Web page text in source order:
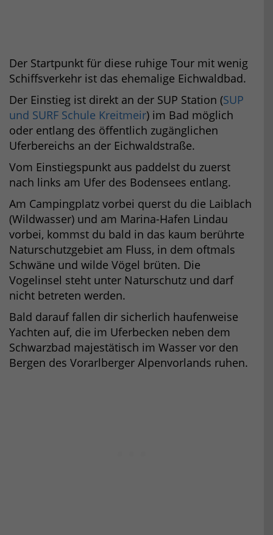
Der Startpunkt für diese ruhige Tour mit wenig
Schiffsverkehr ist das ehemalige Eichwaldbad.
Der Einstieg ist direkt an der SUP Station (SUP
und SURF Schule Kreitmeir) im Bad möglich
oder entlang des öffentlich zugänglichen
Uferbereichs an der Eichwaldstraße.
Vom Einstiegspunkt aus paddelst du zuerst
nach links am Ufer des Bodensees entlang.
Am Campingplatz vorbei querst du die Laiblach
(Wildwasser) und am Marina-Hafen Lindau
vorbei, kommst du bald in das kaum berührte
Naturschutzgebiet am Fluss, in dem oftmals
Schwäne und wilde Vögel brüten. Die
Vogelinsel steht unter Naturschutz und darf
nicht betreten werden.
Bald darauf fallen dir sicherlich haufenweise
Yachten auf, die im Uferbecken neben dem
Schwarzbad majestätisch im Wasser vor den
Bergen des Vorarlberger Alpenvorlands ruhen.